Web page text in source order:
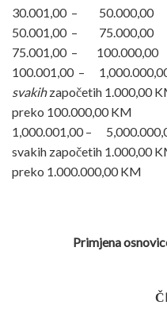
30.001,00 –
50.001,00 –
75.001,00 –
100.001,00 –
svakihzapočetih 1.000,00
preko 100.000,00 KM
1,000.001,00 –
svakih započetih 1.000,00
preko 1.000.000,00 KM
Primjena